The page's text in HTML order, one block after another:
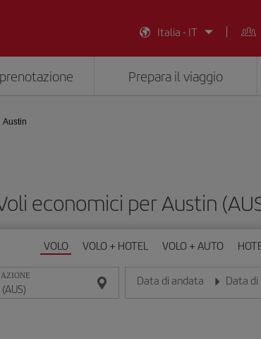
Italia - IT
Prepara il viaggio
Austin
economici per Austin
VOLO VOLO + HOTEL VOLO + AUTO
Data di andata
Inserisci la data nel formato
Data
Inserisci la